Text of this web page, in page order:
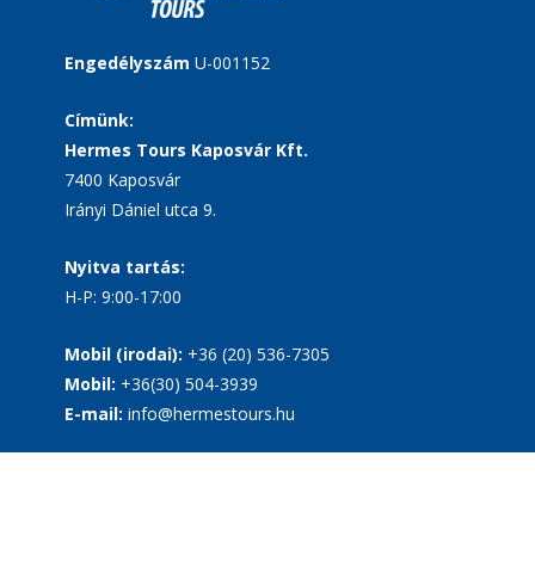
Engedélyszám U-001152
Címünk:
Hermes Tours Kaposvár Kft.
7400 Kaposvár
Irányi Dániel utca 9.
Nyitva tartás:
H-P: 9:00-17:00
Mobil (irodai): +36 (20) 536-7305
Mobil: +36(30) 504-3939
E-mail: info@hermestours.hu